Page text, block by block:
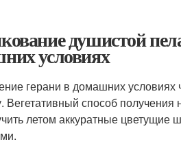
душистой
условиях
герани в домашних
Вегетативный способ получения
летом аккуратные цветущие